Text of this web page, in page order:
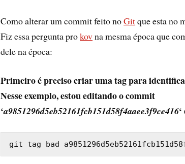
Como alterar um commit feito noGitque esta no
Fiz essa pergunta prokovna mesma época que
dele na época:
Primeiro é preciso criar uma tag para
Nesse exemplo, estou editando o commit
‘a9851296d5eb52161fcb151d58f4aaee3f9ce416
git tag bad